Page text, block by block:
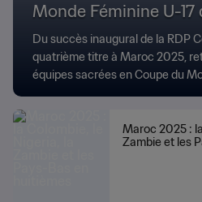
Monde Féminine U-17
Du succès inaugural de la RDP
quatrième titre à Maroc 2025,
équipes sacrées en Coupe du
Maroc 2025 :
Zambie et les